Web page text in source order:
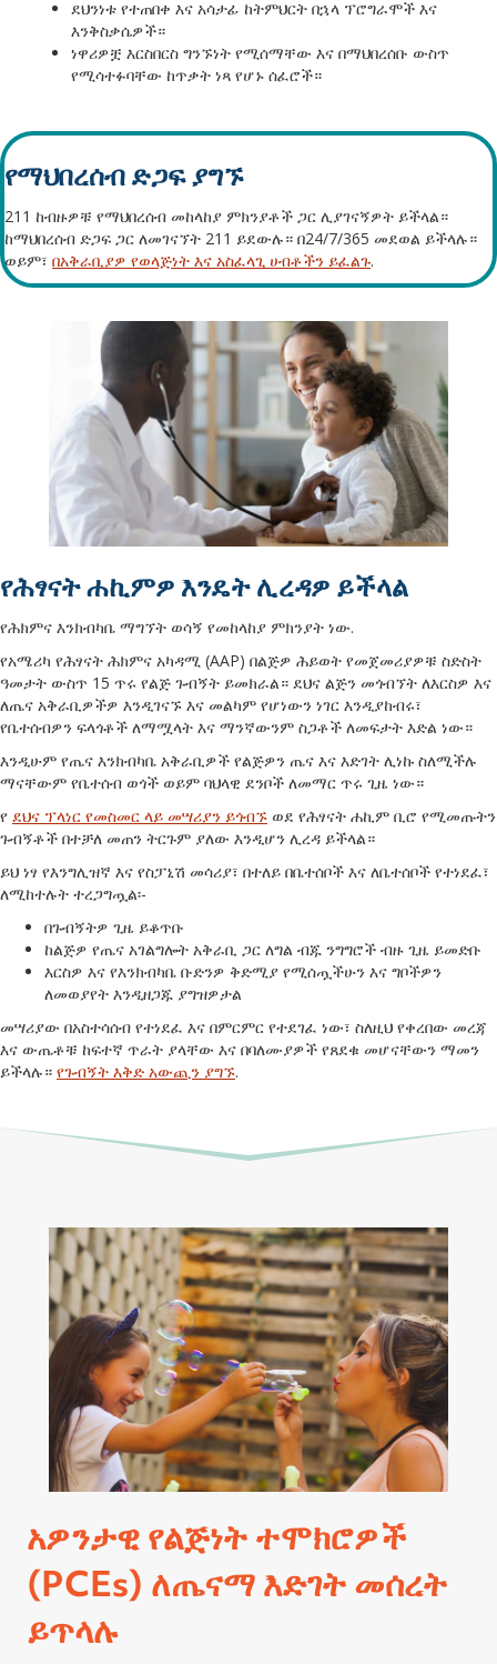
ደህንነቱ የተጠበቀ እና አሳታፊ ከትምህርት በኋላ ፕሮግራሞች እና
እንቅስቃሴዎች።
ነዋሪዎቿ እርስበርስ ግንኙነት የሚሰማቸው እና በማህበረሰቡ ውስጥ
የሚሳተፉባቸው ከጥቃት ነጻ የሆኑ ሰፈሮች።
የማህበረሰብ ድጋፍ ያግኙ
211 ከብዙዎቹ የማህበረሰብ መከላከያ ምክንያቶች ጋር ሊያገናኝዎት ይችላል።
ከማህበረሰብ ድጋፍ ጋር ለመገናኘት 211 ይደውሉ። በ24/7/365 መደወል ይችላሉ።
ወይም፣ በአቅራቢያዎ የወላጅነት እና አስፈላጊ ሀብቶችን ይፈልጉ.
የሕፃናት ሐኪምዎ እንዴት ሊረዳዎ ይችላል
የሕክምና እንክብካቤ ማግኘት ወሳኝ የመከላከያ ምክንያት ነው.
የአሜሪካ የሕፃናት ሕክምና አካዳሚ (AAP) በልጅዎ ሕይወት የመጀመሪያዎቹ ስድስት
ዓመታት ውስጥ 15 ጥሩ የልጅ ጉብኝት ይመክራል። ደህና ልጅን መጎብኘት ለእርስዎ እና
ለጤና አቅራቢዎችዎ እንዲገናኙ እና መልካም የሆነውን ነገር እንዲያከብሩ፣
የቤተሰብዎን ፍላጎቶች ለማሟላት እና ማንኛውንም ስጋቶች ለመፍታት እድል ነው።
እንዲሁም የጤና እንክብካቤ አቅራቢዎች የልጅዎን ጤና እና እድገት ሊነኩ ስለሚችሉ
ማናቸውም የቤተሰብ ወጎች ወይም ባህላዊ ደንቦች ለመማር ጥሩ ጊዜ ነው።
የ ደህና ፕላነር የመስመር ላይ መሣሪያን ይጎብኙ ወደ የሕፃናት ሐኪም ቢሮ የሚመጡትን
ጉብኝቶች በተቻለ መጠን ትርጉም ያለው እንዲሆን ሊረዳ ይችላል።
ይህ ነፃ የእንግሊዝኛ እና የስፓኒሽ መሳሪያ፣ በተለይ በቤተሰቦች እና ለቤተሰቦች የተነደፈ፣
ለሚከተሉት ተረጋግጧል፡-
በጉብኝትዎ ጊዜ ይቆጥቡ
ከልጅዎ የጤና አገልግሎት አቅራቢ ጋር ለግል ብጁ ንግግሮች ብዙ ጊዜ ይመድቡ
እርስዎ እና የእንክብካቤ ቡድንዎ ቅድሚያ የሚሰጧችሁን እና ግቦችዎን
ለመወያየት እንዲዘጋጁ ያግዝዎታል
መሣሪያው በአስተሳሰብ የተነደፈ እና በምርምር የተደገፈ ነው፣ ስለዚህ የቀረበው መረጃ
እና ውጤቶቹ ከፍተኛ ጥራት ያላቸው እና በባለሙያዎች የጸደቁ መሆናቸውን ማመን
ይችላሉ። የጉብኝት እቅድ አውጪን ያግኙ.
አዎንታዊ የልጅነት ተሞክሮዎች
(PCEs) ለጤናማ እድገት መሰረት
ይጥላሉ